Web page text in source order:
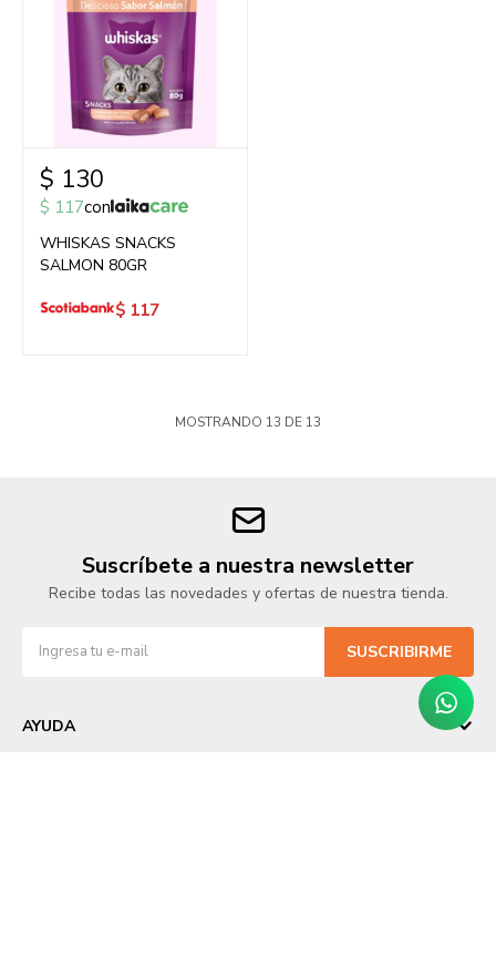
$ 130
$ 117con
WHISKAS SNACKS
SALMON 80GR
$ 117
MOSTRANDO 13 DE 13
Suscríbete a nuestra newsletter
Recibe todas las novedades y ofertas de nuestra tienda.
SUSCRIBIRME
AYUDA